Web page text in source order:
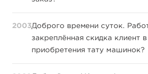
2003.Доброго времени суток.
закреплённая скидка клиент в
приобретения тату машинок?